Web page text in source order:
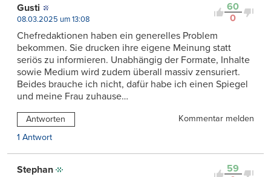
60
0
Gusti
08.03.2025 um 13:08
Chefredaktionen haben ein generelles Problem
bekommen. Sie drucken ihre eigene Meinung statt
seriös zu informieren. Unabhängig der Formate, Inhalte
sowie Medium wird zudem überall massiv zensuriert.
Beides brauche ich nicht, dafür habe ich einen Spiegel
und meine Frau zuhause…
Antworten
Kommentar melden
1 Antwort
59
Stephan